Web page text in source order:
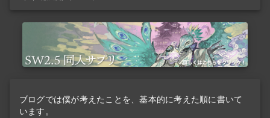
ブログでは僕が考えたことを、基本的に考えた順に書いて
います。